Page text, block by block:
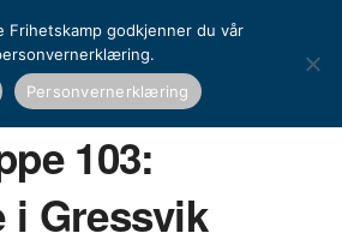
103: Aktivisme i Gressvik
103:
i Gressvik
Frihetskamp godkjenner du vår
Personvernerklæring